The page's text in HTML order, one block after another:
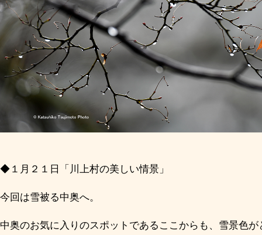
◆１月２１日「川上村の美しい情景」
今回は雪被る中奥へ。
中奥のお気に入りのスポットであるここからも、雪景色